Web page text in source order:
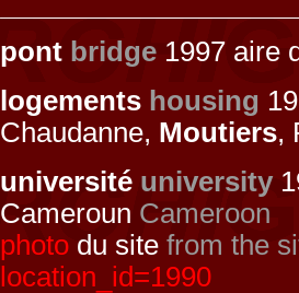
pont bridge 1997 aire
logements housing
Chaudanne, Moutiers,
université university
Cameroun Cameroon
photo du site from the
location_id=1990